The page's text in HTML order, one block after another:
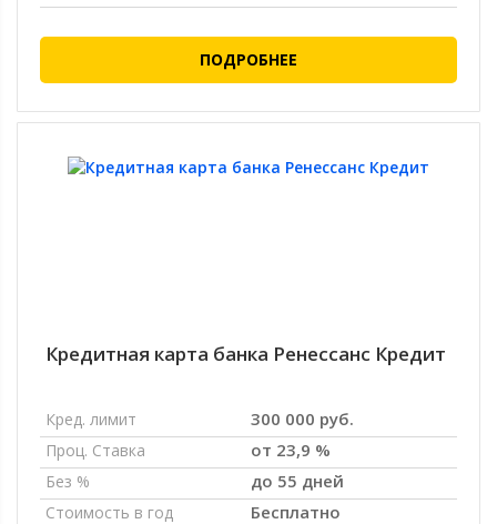
ПОДРОБНЕЕ
Кредитная карта банка Ренессанс Кредит
Кред. лимит 300 000 руб.
Проц. Ставка от 23,9 %
Без % до 55 дней
Стоимость в год Бесплатно